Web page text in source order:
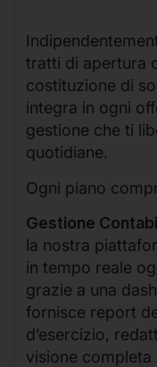
tratti di apertura
costituzione di
integra in ogni
gestione che ti
quotidiane.
Ogni piano
Gestione
la nostra
in tempo reale
grazie a una
fornisce report
d’esercizio,
visione